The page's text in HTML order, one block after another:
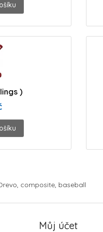
)
, composite, baseball
Můj účet